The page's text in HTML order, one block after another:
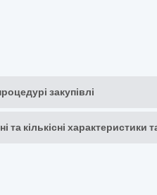
закупівлі
та кількісні